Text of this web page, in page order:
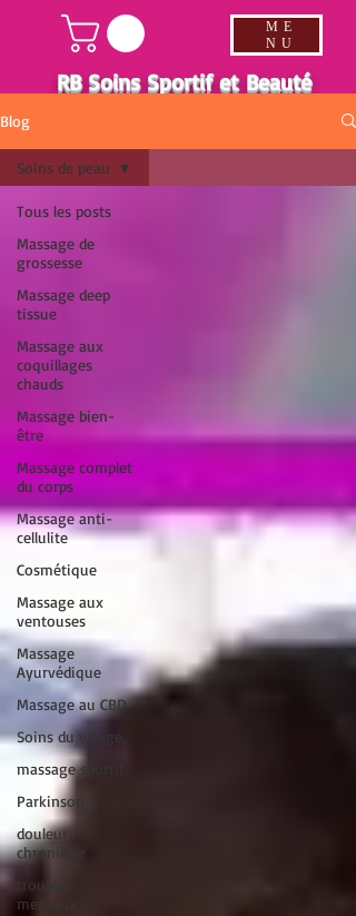
RB Soins Sportif et Beauté
ME
NU
Blog
Tous les posts
Massage de
grossesse
Massage deep
tissue
Massage aux
coquillages
chauds
Massage bien-
être
Massage complet
du corps
Massage anti-
cellulite
Cosmétique
Massage aux
ventouses
Massage
Ayurvédique
Massage au CBD
Soins du visage
massage sportif
Parkinson
douleur
chronique
troubles
mentaux
Soins de peau